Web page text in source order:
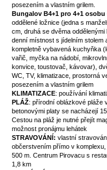
posezením a vlastním grilem.
Bungalov B4+1 pro 4+1 osobu
oddělené ložnice (jedna s
cm, druhá se dvěma oddělenými
denní místnost s jídelním stolem
kompletně vybavená kuchyňka
vařič, myčka na nádobí,
konvice, toustovač, kávovar),
WC, TV, klimatizace, prostorná
posezením a vlastním grilem
KLIMATIZACE: používání
PLÁŽ: přírodní oblázkové pláže
betonovými platy se nacházejí
Cestou na pláž je nutné přejít
možnost pronájmu lehátek
STRAVOVÁNÍ: vlastní
občerstvením přímo v
500 m. Centrum Pirovacu s
1,8 km